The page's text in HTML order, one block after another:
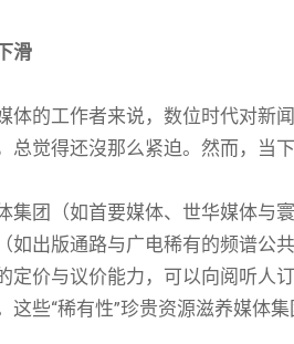
滑
体的工作者来说，数位时代对新
总觉得还沒那么紧迫。然而，当
集团（如首要媒体、世华媒体与
如出版通路与广电稀有的频谱公
定价与议价能力，可以向阅听人
这些“稀有性”珍贵资源滋养媒体